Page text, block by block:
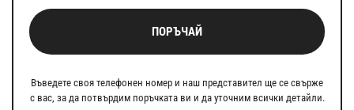
ПОРЪЧАЙ
Въведете своя телефонен номер и наш представител ще се свърже
с вас, за да потвърдим поръчката ви и да уточним всички детайли.